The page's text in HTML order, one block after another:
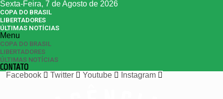
Sexta-Feira, 7 de Agosto de 2026
COPA DO BRASIL
LIBERTADORES
ÚLTIMAS NOTÍCIAS
Menu
COPA DO BRASIL
LIBERTADORES
ÚLTIMAS NOTÍCIAS
CONTATO
Facebook
Twitter Youtube Instagram